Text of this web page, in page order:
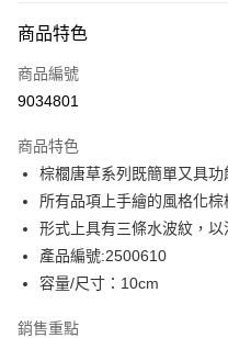
台新國際商業銀行
商品特色
商品編號
9034801
商品特色
棕櫚唐草系列既簡單又具功
所有品項上手繪的風格化棕
形式上具有三條水波紋，
產品編號:2500610
容量/尺寸：10cm
銷售重點